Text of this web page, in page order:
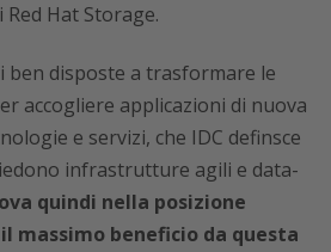
Hat Storage.
ben disposte a trasformare le
accogliere applicazioni di nuova
e servizi, che IDC definsce
infrastrutture agili e data-
quindi nella posizione
massimo beneficio da questa